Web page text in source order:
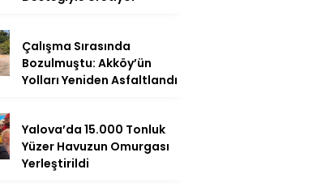
Çalışma Sırasında
Bozulmuştu: Akköy’ün
Yolları Yeniden Asfaltlandı
Yalova’da 15.000 Tonluk
Yüzer Havuzun Omurgası
Yerleştirildi